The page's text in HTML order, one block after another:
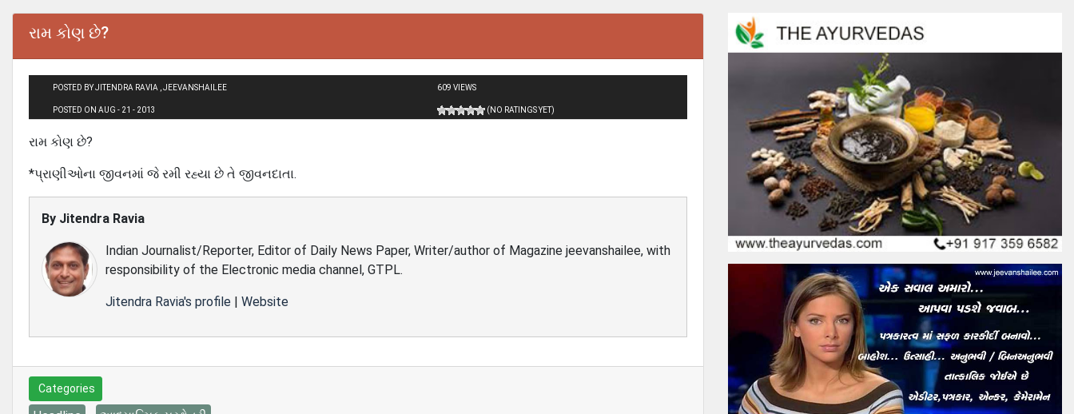
રામ કોણ છે?
POSTED BY JITENDRA RAVIA , JEEVANSHAILEE
POSTED ON AUG - 21 - 2013
609 VIEWS
(NO RATINGS YET)
રામ કોણ છે?
*પ્રાણીઓના જીવનમાં જે રમી રહ્યા છે તે જીવનદાતા.
By Jitendra Ravia
Indian Journalist/Reporter, Editor of Daily News Paper, Writer/author of Magazine jeevanshailee, with
responsibility of the Electronic media channel, GTPL.
Jitendra Ravia's profile | Website
Categories